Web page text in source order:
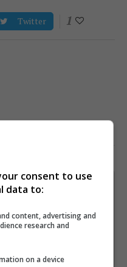
Twitter 1
від нас листи
consent to use
data to:
content, advertising and
research and
on a device